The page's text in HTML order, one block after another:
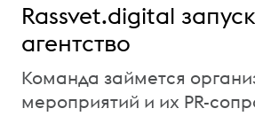
Rassvet.digital
агентство
Команда займется
мероприятий и их PR-